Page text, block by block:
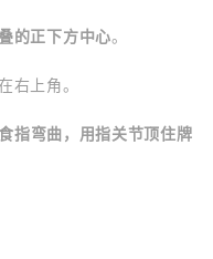
的正下方中心。
右上角。
指弯曲，用指关节顶住牌